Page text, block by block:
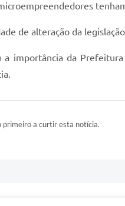
de alteração da
importância da
primeiro a curtir esta notícia.